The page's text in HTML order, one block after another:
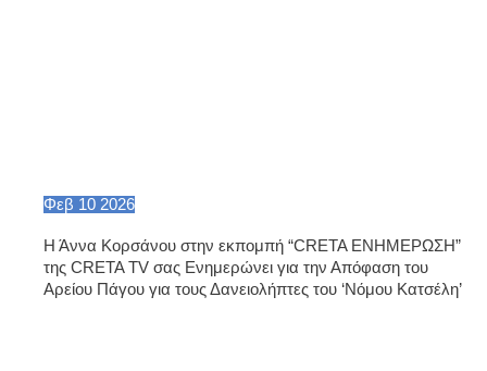
Φεβ 10 2026
Η Άννα Κορσάνου στην εκπομπή “CRETA ΕΝΗΜΕΡΩΣΗ”
της CRETA TV σας Ενημερώνει για την Απόφαση του
Αρείου Πάγου για τους Δανειολήπτες του ‘Νόμου Κατσέλη’